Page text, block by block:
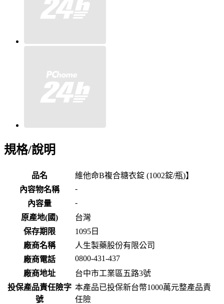
規格/說明
品名
維他命B複合糖衣錠 (1002錠/瓶)】
內容物名稱
-
內容量
-
原產地(國)
台灣
保存期限
1095 日
廠商名稱
人生製藥股份有限公司
廠商電話
0800-431-437
廠商地址
台中市工業區五路3號
投保產品責任險字
號
本產品已投保新台幣1000萬元整產品責
任險